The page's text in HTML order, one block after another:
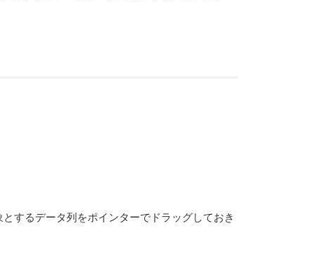
するデータ列をポインターでドラッグしておき